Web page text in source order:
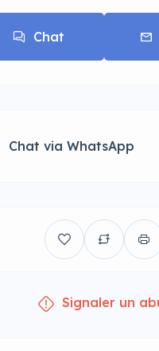
Chat
Chat via WhatsApp
Signaler un